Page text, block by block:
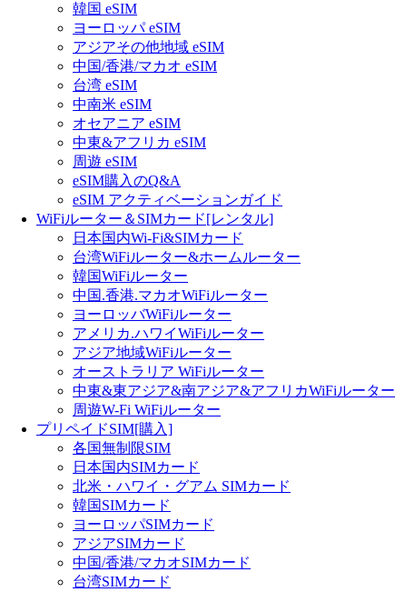
韓国 eSIM
ヨーロッパ eSIM
アジアその他地域 eSIM
中国/香港/マカオ eSIM
台湾 eSIM
中南米 eSIM
オセアニア eSIM
中東&アフリカ eSIM
周遊 eSIM
eSIM購入のQ&A
eSIM アクティベーションガイド
WiFiルーター＆SIMカード[レンタル]
日本国内Wi-Fi&SIMカード
台湾WiFiルーター&ホームルーター
韓国WiFiルーター
中国.香港.マカオWiFiルーター
ヨーロッバWiFiルーター
アメリカ.ハワイWiFiルーター
アジア地域WiFiルーター
オーストラリア WiFiルーター
中東&東アジア&南アジア&アフリカWiFiルーター
周遊W-Fi WiFiルーター
プリペイドSIM[購入]
各国無制限SIM
日本国内SIMカード
北米・ハワイ・グアム SIMカード
韓国SIMカード
ヨーロッパSIMカード
アジアSIMカード
中国/香港/マカオSIMカード
台湾SIMカード